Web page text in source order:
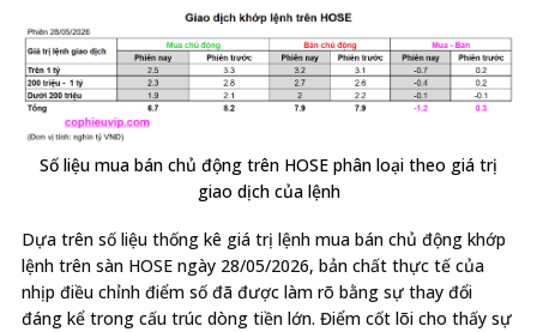
Số liệu mua bán chủ động trên HOSE phân loại theo giá trị
giao dịch của lệnh
Dựa trên số liệu thống kê giá trị lệnh mua bán chủ động khớp
lệnh trên sàn HOSE ngày 28/05/2026, bản chất thực tế của
nhịp điều chỉnh điểm số đã được làm rõ bằng sự thay đổi
đáng kể trong cấu trúc dòng tiền lớn. Điểm cốt lõi cho thấy sự